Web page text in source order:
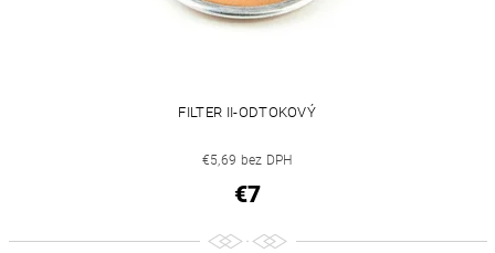
FILTER II-ODTOKOVÝ
€5,69 bez DPH
€7